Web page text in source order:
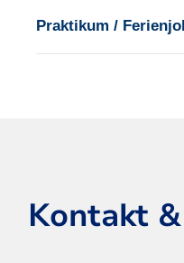
Praktikum /
Kontakt